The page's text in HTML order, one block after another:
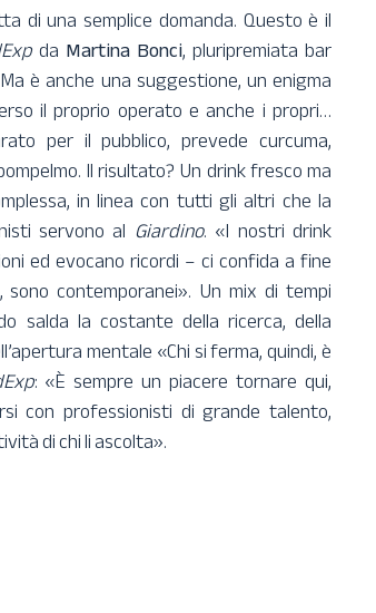
di una semplice domanda. Questo è il
da Martina Bonci, pluripremiata bar
è anche una suggestione, un enigma
il proprio operato e anche i propri…
per il pubblico, prevede curcuma,
Il risultato? Un drink fresco ma
in linea con tutti gli altri che la
servono al Giardino. «I nostri drink
ed evocano ricordi – ci confida a fine
contemporanei». Un mix di tempi
salda la costante della ricerca, della
mentale «Chi si ferma, quindi, è
: «È sempre un piacere tornare qui,
con professionisti di grande talento,
di chi li ascolta».